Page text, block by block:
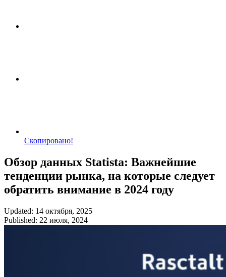
Скопировано!
Обзор данных Statista: Важнейшие
тенденции рынка, на которые следует
обратить внимание в 2024 году
Updated: 14 октября, 2025
Published: 22 июля, 2024